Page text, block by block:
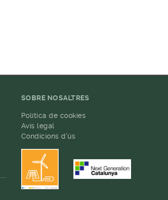
SOBRE NOSALTRES
Política de cookies
Avís legal
Condicions d'ús